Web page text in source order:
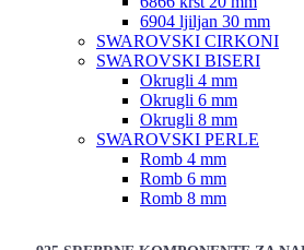
6904 ljiljan 30 mm
SWAROVSKI CIRKONI
SWAROVSKI BISERI
Okrugli 4 mm
Okrugli 6 mm
Okrugli 8 mm
SWAROVSKI PERLE
Romb 4 mm
Romb 6 mm
Romb 8 mm